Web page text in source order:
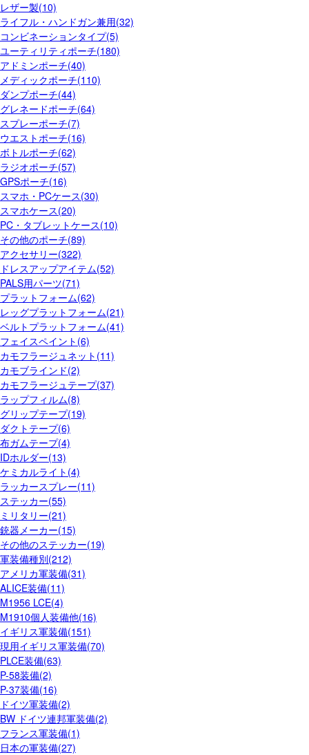
レザー製(10)
ライフル・ハンドガン兼用(32)
コンビネーションタイプ(5)
ユーティリティポーチ(180)
アドミンポーチ(40)
メディックポーチ(110)
ダンプポーチ(44)
グレネードポーチ(64)
スプレーポーチ(7)
ウエストポーチ(16)
ボトルポーチ(62)
ラジオポーチ(57)
GPSポーチ(16)
スマホ・PCケース(30)
スマホケース(20)
PC・タブレットケース(10)
その他のポーチ(89)
アクセサリー(322)
ドレスアップアイテム(52)
PALS用パーツ(71)
プラットフォーム(62)
レッグプラットフォーム(21)
ベルトプラットフォーム(41)
フェイスペイント(6)
カモフラージュネット(11)
カモブラインド(2)
カモフラージュテープ(37)
ラップフィルム(8)
グリップテープ(19)
ダクトテープ(6)
布ガムテープ(4)
IDホルダー(13)
ケミカルライト(4)
ラッカースプレー(11)
ステッカー(55)
ミリタリー(21)
銃器メーカー(15)
その他のステッカー(19)
軍装備種別(212)
アメリカ軍装備(31)
ALICE装備(11)
M1956 LCE(4)
M1910個人装備他(16)
イギリス軍装備(151)
現用イギリス軍装備(70)
PLCE装備(63)
P-58装備(2)
P-37装備(16)
ドイツ軍装備(2)
BW ドイツ連邦軍装備(2)
フランス軍装備(1)
日本の軍装備(27)